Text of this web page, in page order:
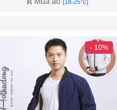
(18-25°c)
- 10%